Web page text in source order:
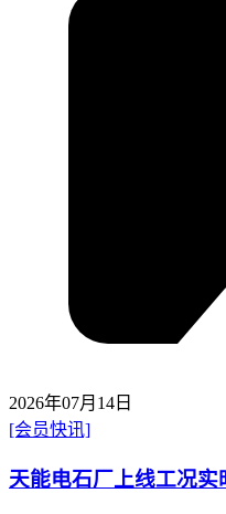
2026年07月14日
[会员快讯]
天能电石厂上线工况